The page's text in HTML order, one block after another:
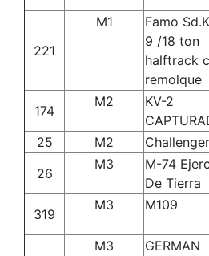
221
M1
Famo
9 /18 ton
halftrack
remolque
174
M2
KV-2
25
M2 Challenger
26
M3
M-74
De Tierra
319
M3 M109
M3
GERMAN